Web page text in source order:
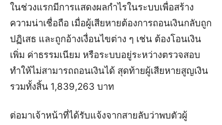
ในช่วงแรกมีการแสดงผลกำไรในระบบเพื่อสร้าง
ความน่าเชื่อถือ เมื่อผู้เสียหายต้องการถอนเงินกลับถูก
ปฏิเสธ และถูกอ้างเงื่อนไขต่าง ๆ เช่น ต้องโอนเงิน
เพิ่ม ค่าธรรมเนียม หรือระบบอยู่ระหว่างตรวจสอบ
ทำให้ไม่สามารถถอนเงินได้ สุดท้ายผู้เสียหายสูญเงิน
รวมทั้งสิ้น 1,839,263 บาท
ต่อมาเจ้าหน้าที่ได้รับแจ้งจากสายลับว่าพบตัวผู้